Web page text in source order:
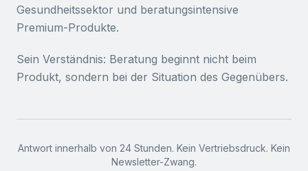
Gesundheitssektor und beratungsintensive
Premium-Produkte.
Sein Verständnis: Beratung beginnt nicht beim
Produkt, sondern bei der Situation des Gegenübers.
Antwort innerhalb von 24 Stunden. Kein Vertriebsdruck. Kein
Newsletter-Zwang.